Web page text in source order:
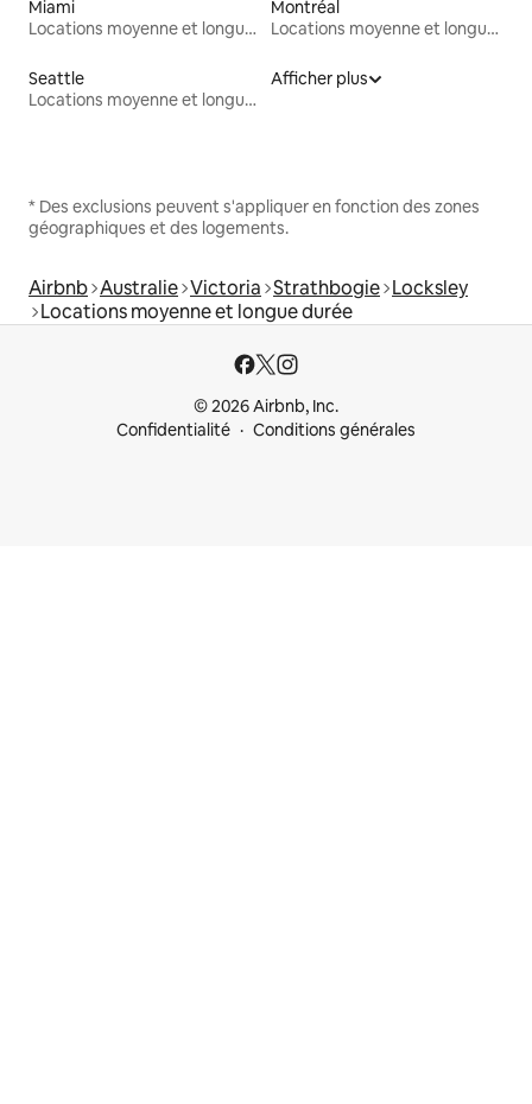
Miami
Locations moyenne et longue durée
Montréal
Locations moyenne et longue durée
Seattle
Locations moyenne et longue durée
Afficher plus
* Des exclusions peuvent s'appliquer en fonction des zones
géographiques et des logements.
Airbnb Australie Victoria Strathbogie Locksley
Locations moyenne et longue durée
© 2026 Airbnb, Inc.
Confidentialité
Conditions générales